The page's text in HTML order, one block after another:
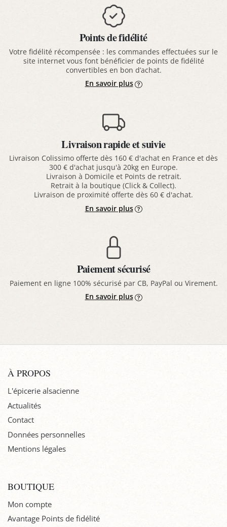
Points de fidélité
Votre fidélité récompensée : les commandes effectuées sur le
site internet vous font bénéficier de points de fidélité
convertibles en bon d’achat.
En savoir plus
Livraison rapide et suivie
Livraison Colissimo offerte dès 160 € d'achat en France et dès
300 € d'achat jusqu'à 20kg en Europe.
Livraison à Domicile et Points de retrait.
Retrait à la boutique (Click & Collect).
Livraison de proximité offerte dès 60 € d'achat.
En savoir plus
Paiement sécurisé
Paiement en ligne 100% sécurisé par CB, PayPal ou Virement.
En savoir plus
À PROPOS
L'épicerie alsacienne
Actualités
Contact
Données personnelles
Mentions légales
BOUTIQUE
Mon compte
Avantage Points de fidélité